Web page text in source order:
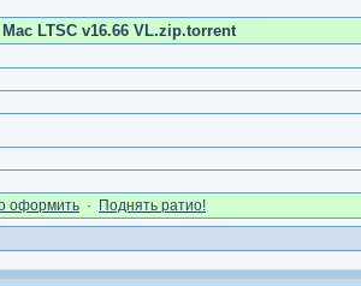
LTSC v16.66 VL.zip.torrent
оформить · Поднять ратио!